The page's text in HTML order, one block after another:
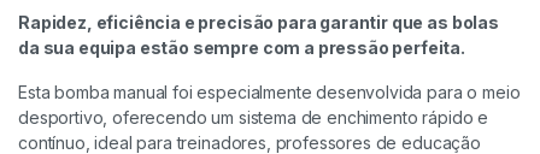
Rapidez, eficiência e precisão para garantir que as bolas
da sua equipa estão sempre com a pressão perfeita.
Esta bomba manual foi especialmente desenvolvida para o meio
desportivo, oferecendo um sistema de enchimento rápido e
contínuo, ideal para treinadores, professores de educação